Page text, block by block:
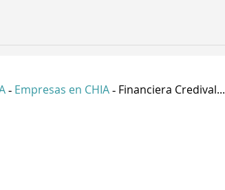
- Empresas en CHIA - Financiera Credival...